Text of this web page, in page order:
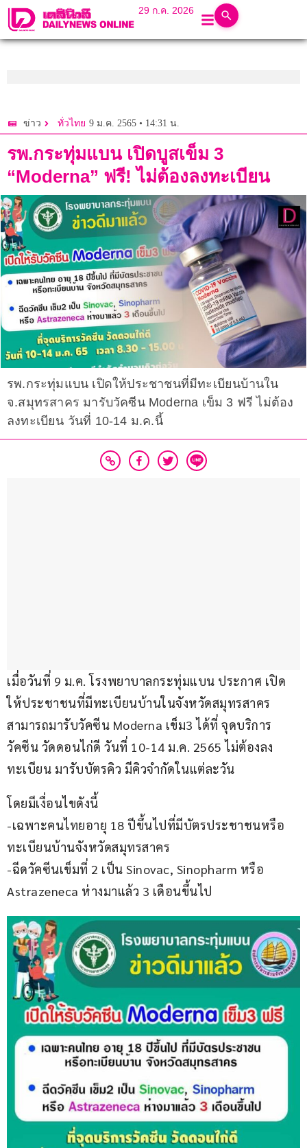
29 ก.ค. 2026
ข่าว ทั่วไทย 9 ม.ค. 2565 • 14:31 น.
รพ.กระทุ่มแบน เปิดบูสเข็ม 3
“Moderna” ฟรี! ไม่ต้องลงทะเบียน
รพ.กระทุ่มแบน เปิดให้ประชาชนที่มีทะเบียนบ้านใน
จ.สมุทรสาคร มารับวัคซีน Moderna เข็ม 3 ฟรี ไม่ต้อง
ลงทะเบียน วันที่ 10-14 ม.ค.นี้
เมื่อวันที่ 9 ม.ค. โรงพยาบาลกระทุ่มแบน ประกาศ เปิด
ให้ประชาชนที่มีทะเบียนบ้านในจังหวัดสมุทรสาคร
สามารถมารับวัคซีน Moderna เข็ม3 ได้ที่ จุดบริการ
วัคซีน วัดดอนไก่ดี วันที่ 10-14 ม.ค. 2565 ไม่ต้องลง
ทะเบียน มารับบัตรคิว มีคิวจำกัดในแต่ละวัน
โดยมีเงื่อนไขดังนี้
-เฉพาะคนไทยอายุ 18 ปีขึ้นไปที่มีบัตรประชาชนหรือ
ทะเบียนบ้านจังหวัดสมุทรสาคร
-ฉีดวัคซีนเข็มที่ 2 เป็น Sinovac, Sinopharm หรือ
Astrazeneca ห่างมาแล้ว 3 เดือนขึ้นไป